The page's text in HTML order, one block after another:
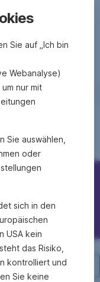
Sie auf „Ich bin
Webanalyse)
nur mit
Sie auswählen,
oder
sich in den
USA kein
das Risiko,
kontrolliert und
Sie keine